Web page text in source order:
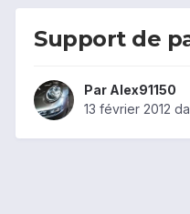
Support de
Par Alex91150
13 février 2012